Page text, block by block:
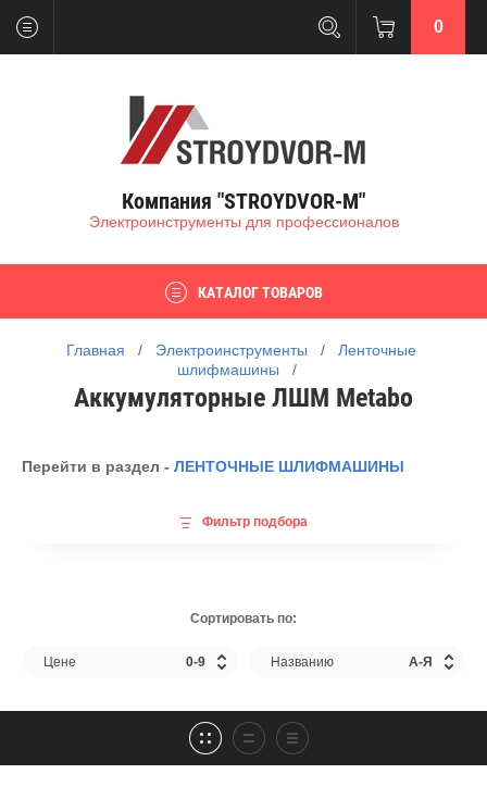
0
Компания "STROYDVOR-M"
Электроинструменты для профессионалов
КАТАЛОГ ТОВАРОВ
Главная
   /
Электроинструменты
   /
Ленточные
шлифмашины
   /
Аккумуляторные ЛШМ Metabo
Перейти в раздел - ЛЕНТОЧНЫЕ ШЛИФМАШИНЫ
Фильтр подбора
Сортировать по:
Цене 0-9 Названию А-Я